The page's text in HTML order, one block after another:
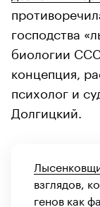
господства
биологии
концепция,
психолог и
Долгицкий.
взглядов,
генов как